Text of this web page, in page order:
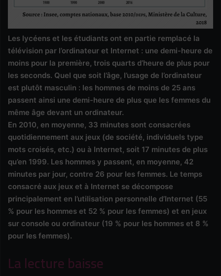
Les lycéens et les étudiants ont en partie remplacé la
télévision par l’ordinateur et Internet : une demi-heure de
moins pour la première, trois quarts d’heure de plus pour
les seconds. Quel que soit l’âge, l’usage de l’ordinateur
est plutôt masculin : les hommes de moins de 25 ans
passent ainsi une demi-heure de plus que les femmes du
même âge devant un ordinateur.
En 2010, en moyenne, 33 minutes sont consacrées
quotidiennement aux jeux (de société, individuels type
mots croisés, etc.) ou à Internet, soit 17 minutes de plus
qu’en 1999. Les hommes y passent, en moyenne, 42
minutes par jour, contre 26 pour les femmes. Le temps
consacré aux jeux et à Internet se décompose
principalement en l’utilisation personnelle d’Internet (55
% pour les hommes et 52 % pour les femmes) et en jeux
sur console ou ordinateur (19 % pour les hommes et 8 %
pour les femmes).
La lecture baisse